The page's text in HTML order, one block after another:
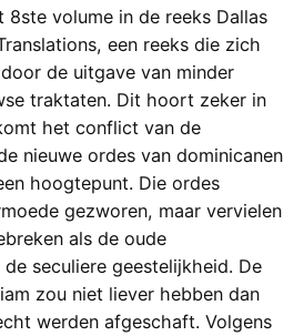
8ste volume in de reeks Dallas
een reeks die zich
de uitgave van minder
traktaten. Dit hoort zeker in
het conflict van de
nieuwe ordes van dominicanen
hoogtepunt. Die ordes
gezworen, maar vervielen
als de oude
seculiere geestelijkheid. De
zou niet liever hebben dan
werden afgeschaft. Volgens